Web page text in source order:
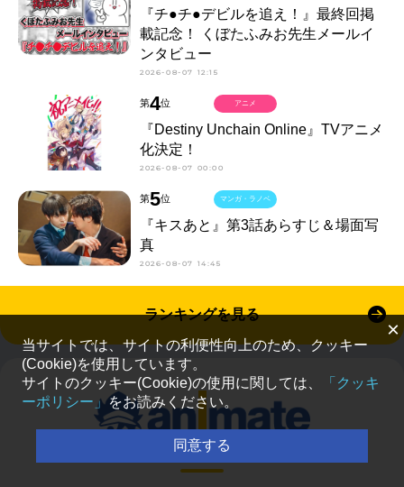
『チ●チ●デビルを追え！』最終回掲
載記念！ くぼたふみお先生メールイ
ンタビュー
2026-08-07 12:15
第4位
『Destiny Unchain Online』TVアニメ
化決定！
2026-08-07 00:00
アニメ
第5位
『キスあと』第3話あらすじ＆場面写
真
2026-08-07 14:45
マンガ・ラノベ
ランキングを見る
×
当サイトでは、サイトの利便性向上のため、クッキー
(Cookie)を使用しています。
サイトのクッキー(Cookie)の使用に関しては、
「クッキ
ーポリシー」をお読みください。
同意する